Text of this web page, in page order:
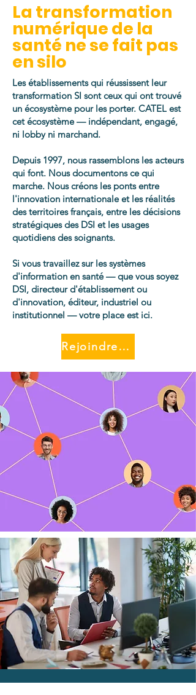
La transformation
numérique de la
santé ne se fait pas
en silo
Les établissements qui réussissent leur
transformation SI sont ceux qui ont trouvé
un écosystème pour les porter. CATEL est
cet écosystème — indépendant, engagé,
ni lobby ni marchand.
Depuis 1997, nous rassemblons les acteurs
qui font. Nous documentons ce qui
marche. Nous créons les ponts entre
l'innovation internationale et les réalités
des territoires français, entre les décisions
stratégiques des DSI et les usages
quotidiens des soignants.
Si vous travaillez sur les systèmes
d'information en santé — que vous soyez
DSI, directeur d'établissement ou
d'innovation, éditeur, industriel ou
institutionnel — votre place est ici.
Rejoindre le Réseau